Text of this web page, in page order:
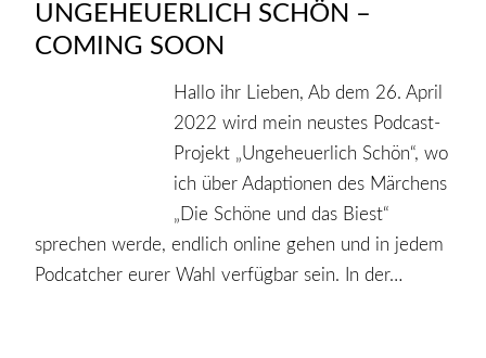
UNGEHEUERLICH SCHÖN –
COMING SOON
Hallo ihr Lieben, Ab dem 26. April
2022 wird mein neustes Podcast-
Projekt „Ungeheuerlich Schön“, wo
ich über Adaptionen des Märchens
„Die Schöne und das Biest“
sprechen werde, endlich online gehen und in jedem
Podcatcher eurer Wahl verfügbar sein. In der…